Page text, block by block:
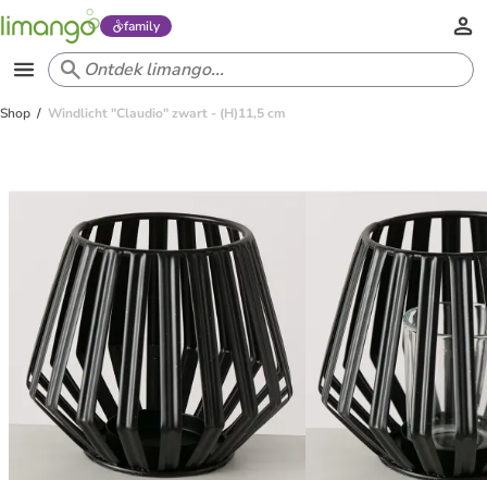
family
Shop Windlicht "Claudio" zwart - (H)11,5 cm